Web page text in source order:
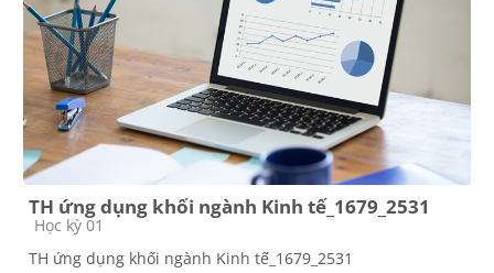
TH ứng dụng khối ngành Kinh tế_1679_2531
Course category
Học kỳ 01
TH ứng dụng khối ngành Kinh tế_1679_2531